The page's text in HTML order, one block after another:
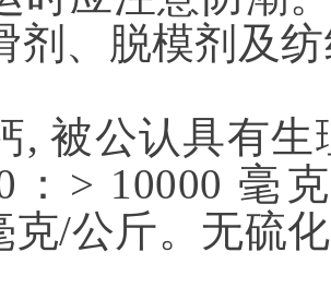
剂、脱模剂及
, 被公认具有
：> 10000 毫
克/公斤。无硫